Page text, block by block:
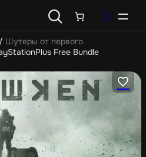
/ Шутеры от первого
Free Bundle